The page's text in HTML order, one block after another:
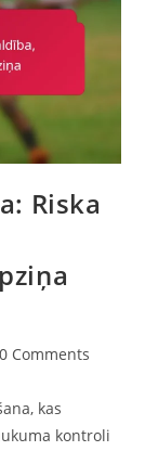
Riska
0 Comments
kas
kontroli